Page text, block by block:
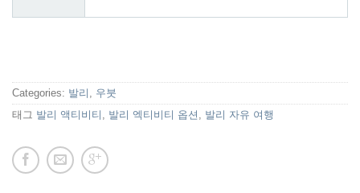
Categories: 발리 , 우붓
태그 발리 액티비티 , 발리 엑티비티 옵션 , 발리 자유 여행